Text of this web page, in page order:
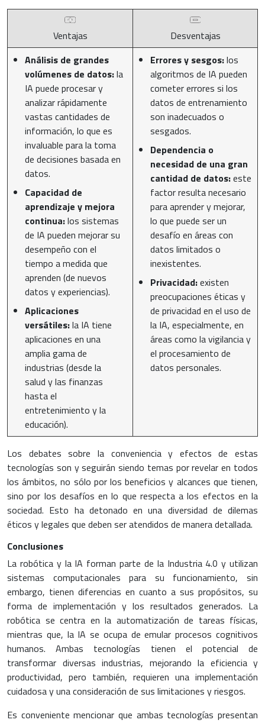
Ventajas
Desventajas
Análisis de grandes
volúmenes de datos:la
IA puede procesar y
analizar rápidamente
vastas cantidades de
información, lo que es
invaluable para la toma
de decisiones basada en
datos.
Capacidad de
aprendizaje y mejora
continua:los sistemas
de IA pueden mejorar su
desempeño con el
tiempo a medida que
aprenden (de nuevos
datos y experiencias).
Aplicaciones
versátiles:la IA tiene
aplicaciones en una
amplia gama de
industrias (desde la
salud y las finanzas
hasta el
entretenimiento y la
educación).
Errores y sesgos:los
algoritmos de IA pueden
cometer errores si los
datos de entrenamiento
son inadecuados o
sesgados.
Dependencia o
necesidad de una gran
cantidad de datos:este
factor resulta necesario
para aprender y mejorar,
lo que puede ser un
desafío en áreas con
datos limitados o
inexistentes.
Privacidad:existen
preocupaciones éticas y
de privacidad en el uso de
la IA, especialmente, en
áreas como la vigilancia y
el procesamiento de
datos personales.
Los debates sobre la conveniencia y efectos de estas
tecnologías son y seguirán siendo temas por revelar en todos
los ámbitos, no sólo por los beneficios y alcances que tienen,
sino por los desafíos en lo que respecta a los efectos en la
sociedad. Esto ha detonado en una diversidad de dilemas
éticos y legales que deben ser atendidos de manera detallada.
Conclusiones
La robótica y la IA forman parte de la Industria 4.0 y utilizan
sistemas computacionales para su funcionamiento, sin
embargo, tienen diferencias en cuanto a sus propósitos, su
forma de implementación y los resultados generados. La
robótica se centra en la automatización de tareas físicas,
mientras que, la IA se ocupa de emular procesos cognitivos
humanos. Ambas tecnologías tienen el potencial de
transformar diversas industrias, mejorando la eficiencia y
productividad, pero también, requieren una implementación
cuidadosa y una consideración de sus limitaciones y riesgos.
Es conveniente mencionar que ambas tecnologías presentan